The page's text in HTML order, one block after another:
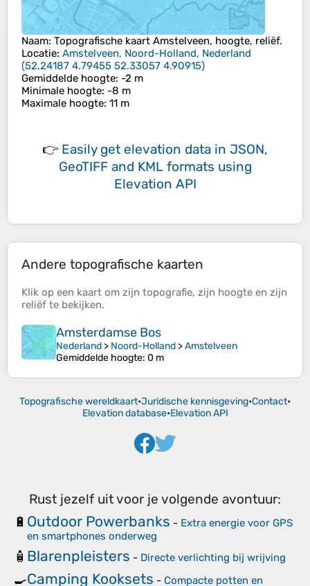
Naam: Topografische kaart Amstelveen, hoogte, reliëf.
Locatie: Amstelveen, Noord-Holland, Nederland
(52.24187 4.79455 52.33057 4.90915)
Gemiddelde hoogte: -2 m
Minimale hoogte: -8 m
Maximale hoogte: 11 m
👉 Easily get elevation data in JSON,
GeoTIFF and KML formats using
Elevation API
Andere topografische kaarten
Klik op een kaart om zijn topografie, zijn hoogte en zijn
reliëf te bekijken.
Amsterdamse Bos
Nederland > Noord-Holland >Amstelveen
Gemiddelde hoogte: 0 m
Topografische wereldkaart•Juridische kennisgeving•Contact•
Elevation database•Elevation API
Rust jezelf uit voor je volgende avontuur:
🔋 Outdoor Powerbanks - Extra energie voor GPS
en smartphones onderweg
🧴 Blarenpleisters - Directe verlichting bij wrijving
🍳Camping Kooksets - Compacte potten en